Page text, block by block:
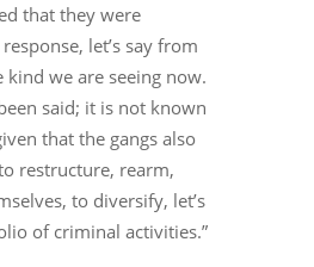
that they were
let’s say from
kind we are seeing now.
said; it is not known
that the gangs also
restructure, rearm,
to diversify, let’s
of criminal activities.”